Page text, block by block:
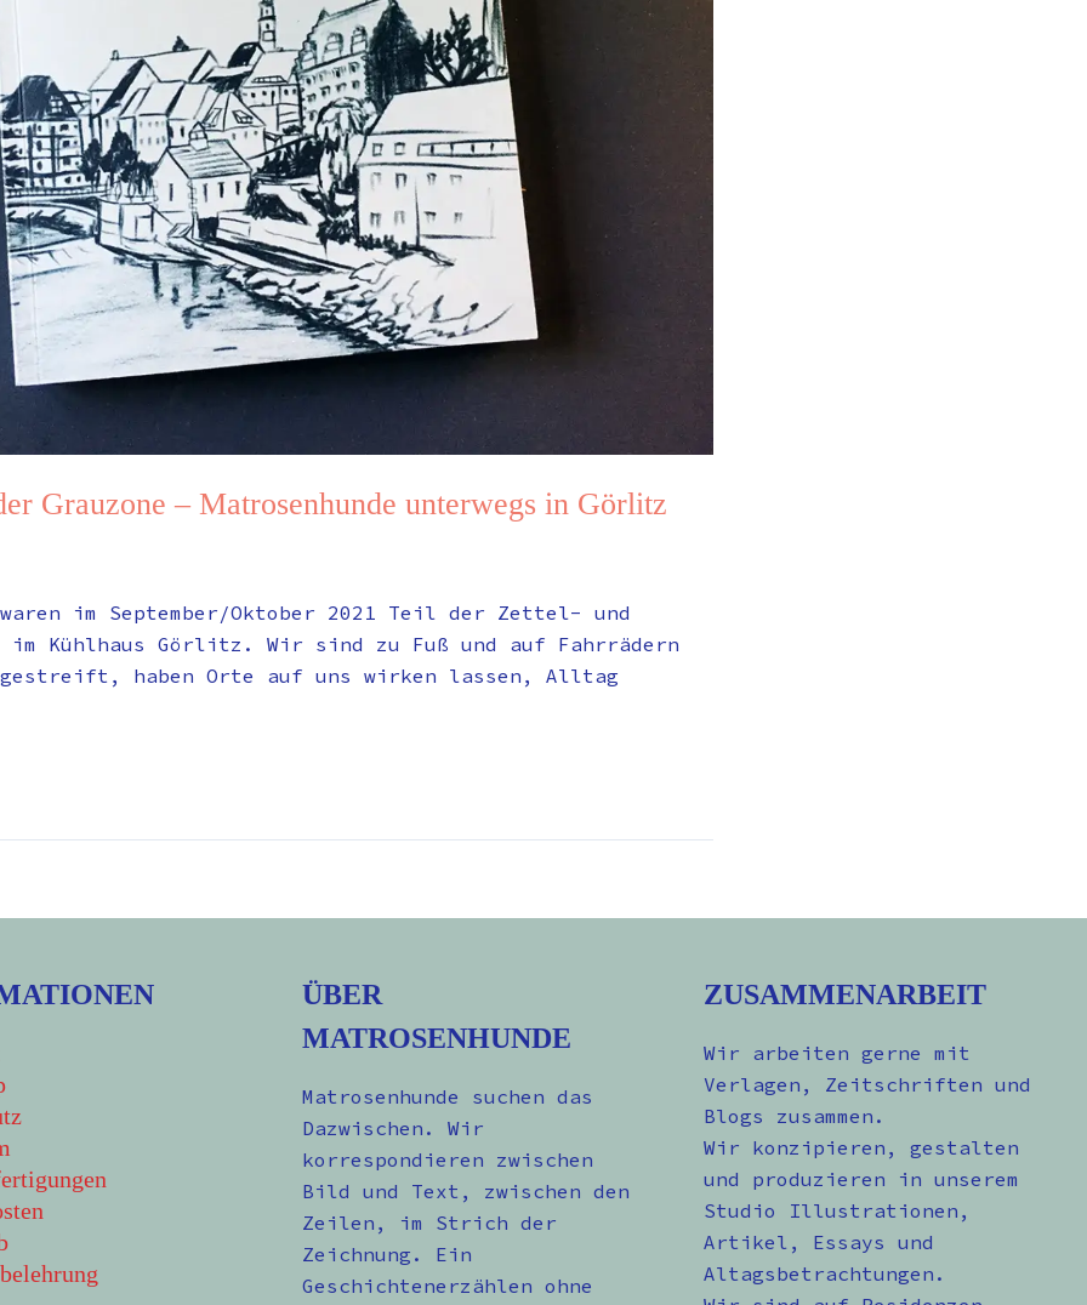
Grauzone – Matrosenhunde unterwegs in Görlitz
waren im September/Oktober 2021 Teil der Zettel- und
Kühlhaus Görlitz. Wir sind zu Fuß und auf Fahrrädern
haben Orte auf uns wirken lassen, Alltag
ÜBER
MATROSENHUNDE
Matrosenhunde suchen das
Dazwischen. Wir
korrespondieren zwischen
Bild und Text, zwischen den
Zeilen, im Strich der
Zeichnung. Ein
Geschichtenerzählen ohne
ZUSAMMENARBEIT
Wir arbeiten gerne mit
Verlagen, Zeitschriften und
Blogs zusammen.
Wir konzipieren, gestalten
und produzieren in unserem
Studio Illustrationen,
Artikel, Essays und
Altagsbetrachtungen.